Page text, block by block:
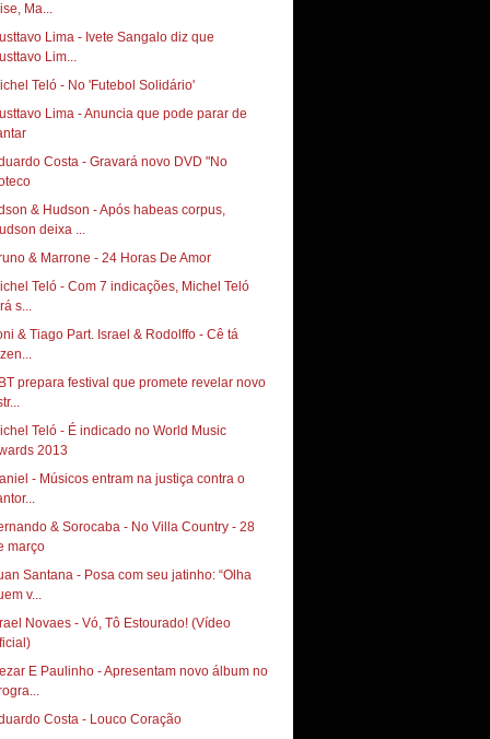
Ma...
Lima - Ivete Sangalo diz que
Lim...
Teló - No 'Futebol Solidário'
Lima - Anuncia que pode parar de
Costa - Gravará novo DVD "No
& Hudson - Após habeas corpus,
deixa ...
& Marrone - 24 Horas De Amor
Teló - Com 7 indicações, Michel Teló
s...
& Tiago Part. Israel & Rodolffo - Cê tá
prepara festival que promete revelar novo
Teló - É indicado no World Music
2013
- Músicos entram na justiça contra o
& Sorocaba - No Villa Country - 28
março
Santana - Posa com seu jatinho: “Olha
v...
Novaes - Vó, Tô Estourado! (Vídeo
E Paulinho - Apresentam novo álbum no
Costa - Louco Coração